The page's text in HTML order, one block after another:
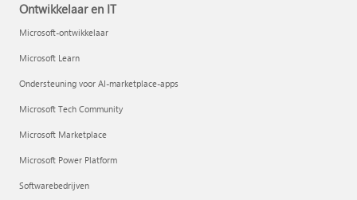
Ontwikkelaar en IT
Microsoft-ontwikkelaar
Microsoft Learn
Ondersteuning voor AI-marketplace-apps
Microsoft Tech Community
Microsoft Marketplace
Microsoft Power Platform
Softwarebedrijven